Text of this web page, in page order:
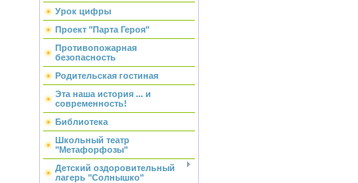
Урок цифры
Проект "Парта Героя"
Противопожарная
безопасность
Родительская гостиная
Эта наша история ... и
современность!
Библиотека
Школьный театр
"Метафорфозы"
Детский оздоровительный
лагерь "Солнышко"